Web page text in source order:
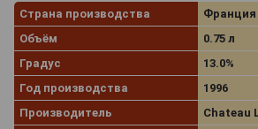
Страна производства
Франция
Объём
0.75 л
Градус
13.0%
Год производства
1996
Производитель
Chateau